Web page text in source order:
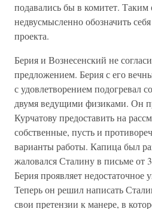
подавались бы в комитет.
недвусмысленно обозначить
проекта.
Берия и Вознесенский не
предложением. Берия с его
с удовлетворением подогревал
двумя ведущими физиками. Он
Курчатову предоставить на
собственные, пусть и
варианты работы. Капица был
жаловался Сталину в письме от
Берия проявляет недостаточное
Теперь он решил написать
свои претензии к манере, в